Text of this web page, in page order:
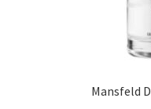
Mansfeld